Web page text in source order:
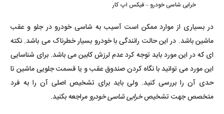
خرابی شاسی خودرو – فیکس اپ کار
در بسیاری از موارد ممکن است آسیب به شاسی خودرو در جلو و عقب
ماشین باشد. در این حالت رانندگی با خودرو بسیار خطرناک می باشد. نکته
ای که در این مورد باید توجه کرد عدم لرزش کابین می باشد. برای شناسایی
این مورد می توانید با نگاه کردن صندوق عقب و یا قسمت جلویی ماشین تا
حدی آن را بررسی کنید. ولی باید برای تشخیص اصلی آن را به فرد
متخصص جهت تشخیصخرابی شاسی خودرومراجعه بکنید.